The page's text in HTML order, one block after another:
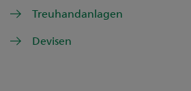
Treuhandanlagen
Devisen